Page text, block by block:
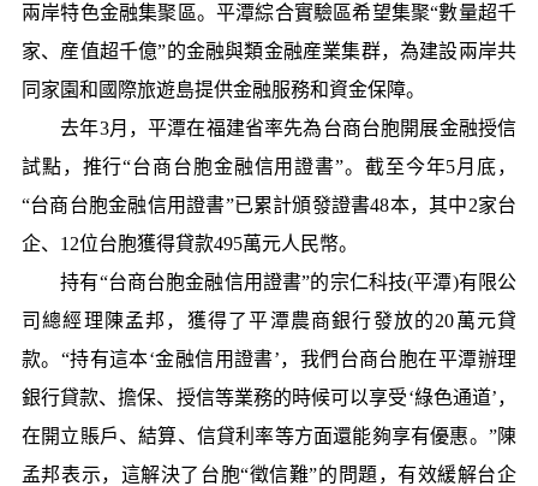
兩岸特色金融集聚區。平潭綜合實驗區希望集聚“數量超千
家、産值超千億”的金融與類金融産業集群，為建設兩岸共
同家園和國際旅遊島提供金融服務和資金保障。
去年3月，平潭在福建省率先為台商台胞開展金融授信
試點，推行“台商台胞金融信用證書”。截至今年5月底，
“台商台胞金融信用證書”已累計頒發證書48本，其中2家台
企、12位台胞獲得貸款495萬元人民幣。
持有“台商台胞金融信用證書”的宗仁科技(平潭)有限公
司總經理陳孟邦，獲得了平潭農商銀行發放的20萬元貸
款。“持有這本‘金融信用證書’，我們台商台胞在平潭辦理
銀行貸款、擔保、授信等業務的時候可以享受‘綠色通道’，
在開立賬戶、結算、信貸利率等方面還能夠享有優惠。”陳
孟邦表示，這解決了台胞“徵信難”的問題，有效緩解台企